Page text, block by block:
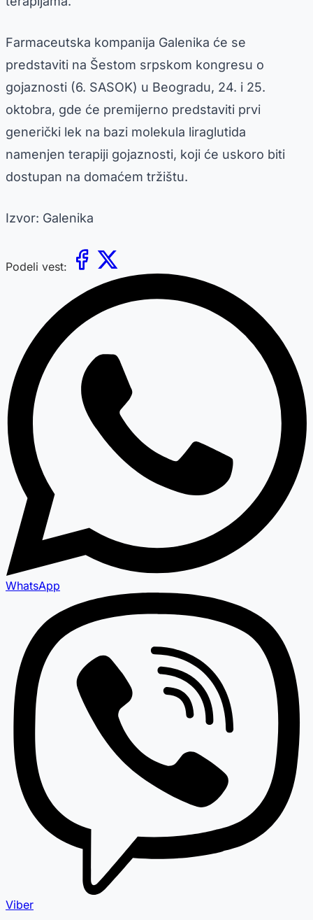
Farmaceutska kompanija Galenika će se
predstaviti na Šestom srpskom kongresu o
gojaznosti (6. SASOK) u Beogradu, 24. i 25.
oktobra, gde će premijerno predstaviti prvi
generički lek na bazi molekula liraglutida
namenjen terapiji gojaznosti, koji će uskoro biti
dostupan na domaćem tržištu.
Izvor: Galenika
Podeli vest:
WhatsApp
Viber